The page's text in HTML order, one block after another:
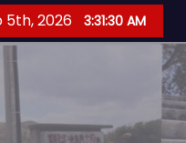
5th, 2026 3:31:31 AM